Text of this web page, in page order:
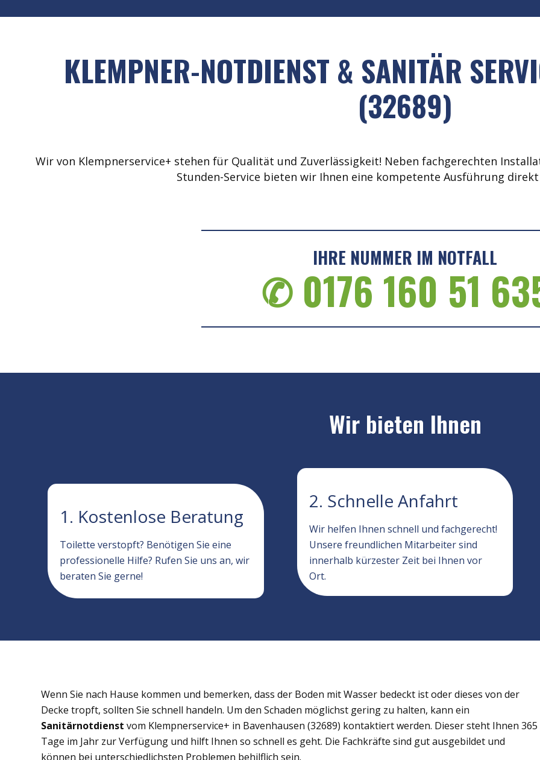
KLEMPNER-NOTDIENST & SANITÄR
(32689)
Wir von Klempnerservice+ stehen für Qualität und Zuverlässigkeit! Neben fachgerechten
Stunden-Service bieten wir Ihnen eine kompetente Ausführung
IHRE NUMMER IM NOTFALL
✆ 0176 160 51
Wir bieten Ihnen
1. Kostenlose Beratung
Toilette verstopft? Benötigen Sie eine
professionelle Hilfe? Rufen Sie uns an, wir
beraten Sie gerne!
2. Schnelle Anfahrt
Wir helfen Ihnen schnell und fachgerecht!
Unsere freundlichen Mitarbeiter sind
innerhalb kürzester Zeit bei Ihnen vor
Ort.
Wenn Sie nach Hause kommen und bemerken, dass der Boden mit Wasser bedeckt ist oder dieses von der
Decke tropft, sollten Sie schnell handeln. Um den Schaden möglichst gering zu halten, kann ein
Sanitärnotdienst vom Klempnerservice+ in Bavenhausen (32689) kontaktiert werden. Dieser steht Ihnen 365
Tage im Jahr zur Verfügung und hilft Ihnen so schnell es geht. Die Fachkräfte sind gut ausgebildet und
können bei unterschiedlichsten Problemen behilflich sein.